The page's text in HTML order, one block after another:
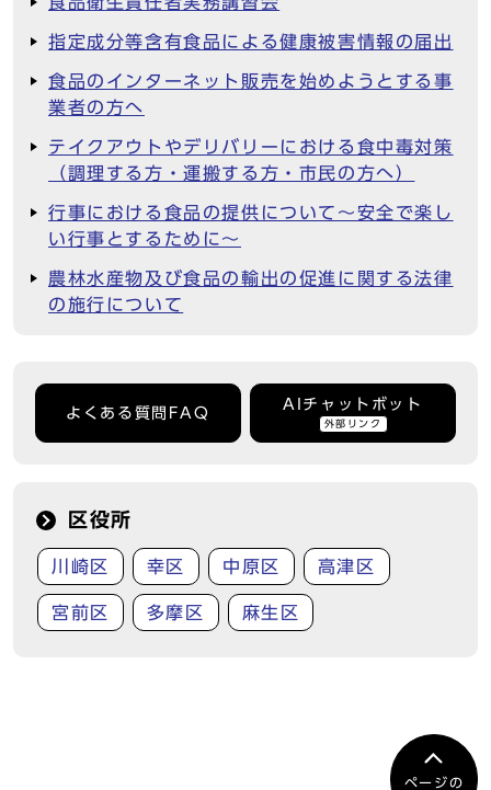
指定成分等含有食品による健康被害情報の届出
食品のインターネット販売を始めようとする事
業者の方へ
テイクアウトやデリバリーにおける食中毒対策
（調理する方・運搬する方・市民の方へ）
行事における食品の提供について～安全で楽し
い行事とするために～
農林水産物及び食品の輸出の促進に関する法律
の施行について
よくある質問FAQ
AIチャットボット
外部リンク
区役所
川崎区 幸区 中原区 高津区
宮前区 多摩区 麻生区
ページの